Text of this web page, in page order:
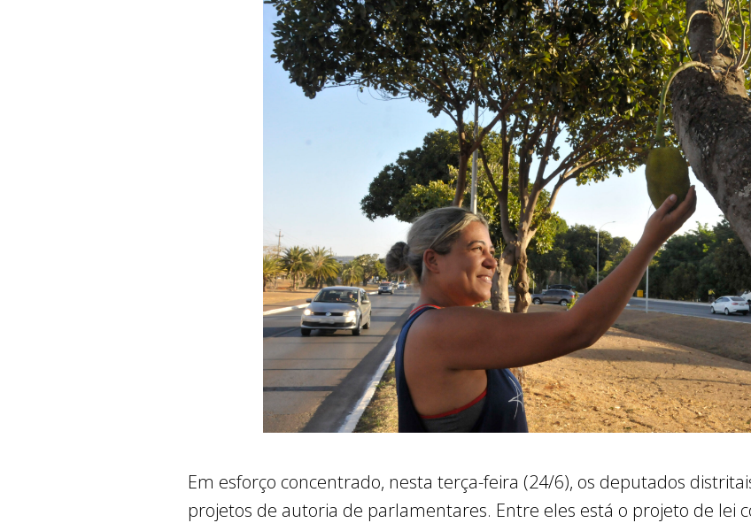
Em esforço concentrado, nesta terça-feira (24/6), os deputados
projetos de autoria de parlamentares. Entre eles está o projeto de lei